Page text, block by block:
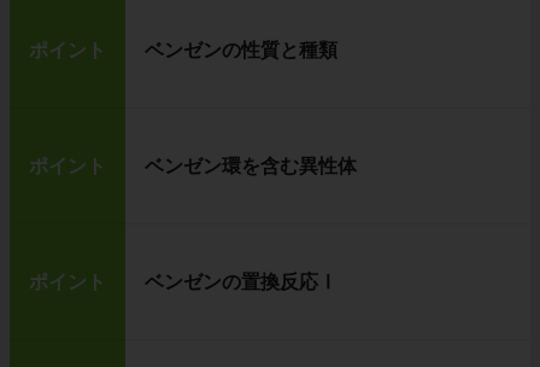
ポイント ベンゼンの性質と種類
ポイント ベンゼン環を含む異性体
ポイント ベンゼンの置換反応Ⅰ